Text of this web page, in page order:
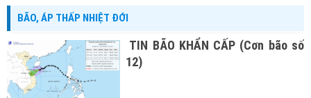
BÃO, ÁP THẤP NHIỆT ĐỚI
TIN BÃO KHẨN CẤP (Cơn bão số
12)